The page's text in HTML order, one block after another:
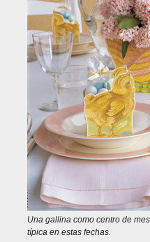
Una gallina como centro de
típica en estas fechas.